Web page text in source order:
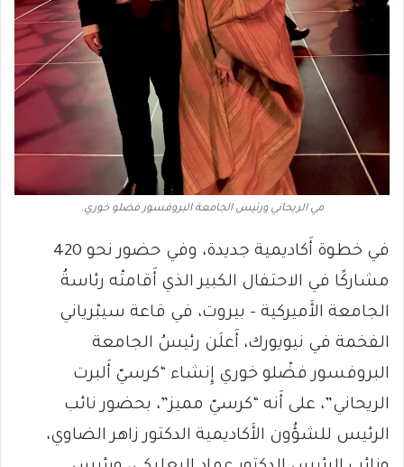
مي الريحاني ورئيس الجامعة البروفسور فضلو خوري.
في خطوة أَكاديمية جديدة، وفي حضور نحو 420
مشاركًا في الاحتفال الكبير الذي أَقامتْه رئاسةُ
الجامعة الأَميركية – بيروت، في قاعة سيبْرياني
الفخمة في نيويورك، أَعلَن رئيسُ الجامعة
البروفسور فضْلو خوري إِنشاء “كرسيّ أَلبرت
الريحاني”، على أَنه “كرسيّ مميز”، بحضور نائب
الرئيس للشؤُون الأَكاديمية الدكتور زاهر الضاوي،